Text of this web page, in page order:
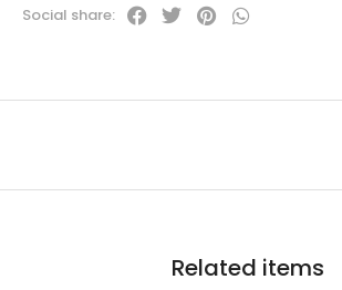
Social share:
Related items